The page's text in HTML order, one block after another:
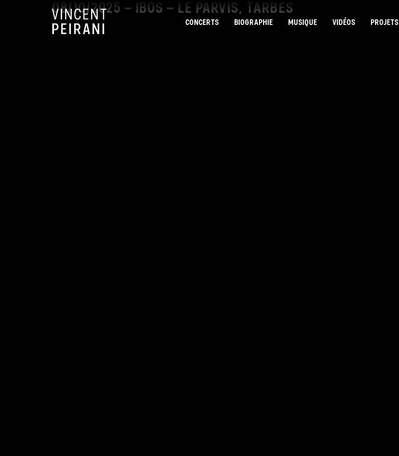
CONCERTS BIOGRAPHIE MUSIQUE VIDÉOS PROJETS
08/10/2025 – IBOS – LE PARVIS, TARBES